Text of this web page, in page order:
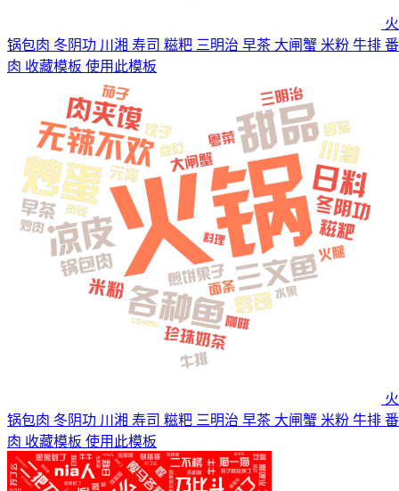
锅包肉 冬阴功 川湘 寿司 糍粑 三明治 早茶 大闸蟹 米粉 牛排
肉 收藏模板 使用此模板
锅包肉 冬阴功 川湘 寿司 糍粑 三明治 早茶 大闸蟹 米粉 牛排
肉 收藏模板 使用此模板